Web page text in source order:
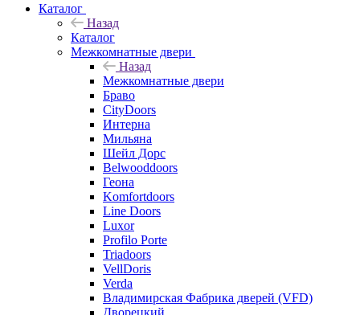
Каталог
Назад
Каталог
Межкомнатные двери
Назад
Межкомнатные двери
Браво
CityDoors
Интерна
Мильяна
Шейл Дорс
Belwooddoors
Геона
Komfortdoors
Line Doors
Luxor
Profilo Porte
Triadoors
VellDoris
Verda
Владимирская Фабрика дверей (VFD)
Дворецкий